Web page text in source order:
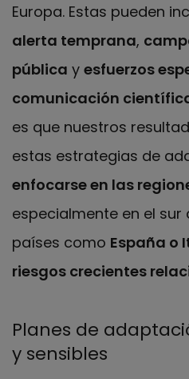
Europa. Estas pueden
alerta temprana,
pública y esfuerzos
comunicación
es que nuestros
estas estrategias de
enfocarse en las
especialmente en el sur
países como España o
riesgos crecientes
Planes de
y sensibles